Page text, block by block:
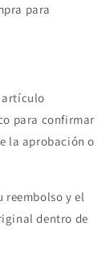
para
artículo
para confirmar
la aprobación o
reembolso y el
dentro de